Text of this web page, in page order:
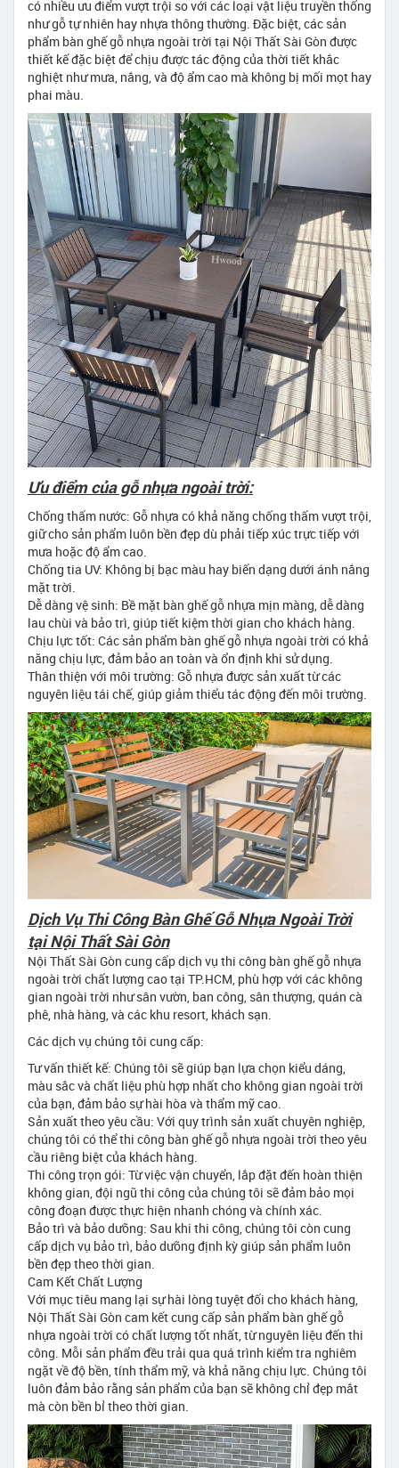
có nhiều ưu điểm vượt trội so với các loại vật liệu truyền thống
như gỗ tự nhiên hay nhựa thông thường. Đặc biệt, các sản
phẩm bàn ghế gỗ nhựa ngoài trời tại Nội Thất Sài Gòn được
thiết kế đặc biệt để chịu được tác động của thời tiết khắc
nghiệt như mưa, nắng, và độ ẩm cao mà không bị mối mọt hay
phai màu.
Ưu điểm của gỗ nhựa ngoài trời:
Chống thấm nước: Gỗ nhựa có khả năng chống thấm vượt trội,
giữ cho sản phẩm luôn bền đẹp dù phải tiếp xúc trực tiếp với
mưa hoặc độ ẩm cao.
Chống tia UV: Không bị bạc màu hay biến dạng dưới ánh nắng
mặt trời.
Dễ dàng vệ sinh: Bề mặt bàn ghế gỗ nhựa mịn màng, dễ dàng
lau chùi và bảo trì, giúp tiết kiệm thời gian cho khách hàng.
Chịu lực tốt: Các sản phẩm bàn ghế gỗ nhựa ngoài trời có khả
năng chịu lực, đảm bảo an toàn và ổn định khi sử dụng.
Thân thiện với môi trường: Gỗ nhựa được sản xuất từ các
nguyên liệu tái chế, giúp giảm thiểu tác động đến môi trường.
Dịch Vụ Thi Công Bàn Ghế Gỗ Nhựa Ngoài Trời
tại Nội Thất Sài Gòn
Nội Thất Sài Gòn cung cấp dịch vụ thi công bàn ghế gỗ nhựa
ngoài trời chất lượng cao tại TP.HCM, phù hợp với các không
gian ngoài trời như sân vườn, ban công, sân thượng, quán cà
phê, nhà hàng, và các khu resort, khách sạn.
Các dịch vụ chúng tôi cung cấp:
Tư vấn thiết kế: Chúng tôi sẽ giúp bạn lựa chọn kiểu dáng,
màu sắc và chất liệu phù hợp nhất cho không gian ngoài trời
của bạn, đảm bảo sự hài hòa và thẩm mỹ cao.
Sản xuất theo yêu cầu: Với quy trình sản xuất chuyên nghiệp,
chúng tôi có thể thi công bàn ghế gỗ nhựa ngoài trời theo yêu
cầu riêng biệt của khách hàng.
Thi công trọn gói: Từ việc vận chuyển, lắp đặt đến hoàn thiện
không gian, đội ngũ thi công của chúng tôi sẽ đảm bảo mọi
công đoạn được thực hiện nhanh chóng và chính xác.
Bảo trì và bảo dưỡng: Sau khi thi công, chúng tôi còn cung
cấp dịch vụ bảo trì, bảo dưỡng định kỳ giúp sản phẩm luôn
bền đẹp theo thời gian.
Cam Kết Chất Lượng
Với mục tiêu mang lại sự hài lòng tuyệt đối cho khách hàng,
Nội Thất Sài Gòn cam kết cung cấp sản phẩm bàn ghế gỗ
nhựa ngoài trời có chất lượng tốt nhất, từ nguyên liệu đến thi
công. Mỗi sản phẩm đều trải qua quá trình kiểm tra nghiêm
ngặt về độ bền, tính thẩm mỹ, và khả năng chịu lực. Chúng tôi
luôn đảm bảo rằng sản phẩm của bạn sẽ không chỉ đẹp mắt
mà còn bền bỉ theo thời gian.